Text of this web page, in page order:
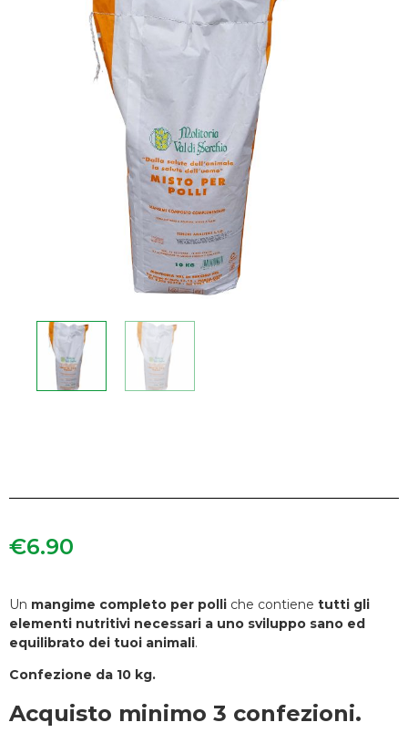
€6.90
Un mangime completo per polli che contiene tutti gli
elementi nutritivi necessari a uno sviluppo sano ed
equilibrato dei tuoi animali.
Confezione da 10 kg.
Acquisto minimo 3 confezioni.